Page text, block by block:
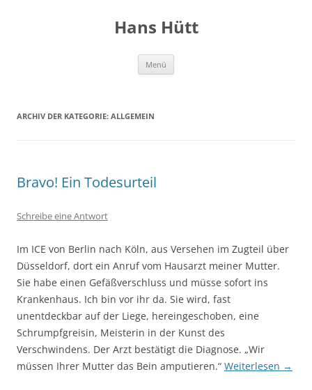
Hans Hütt
Menü
ARCHIV DER KATEGORIE: ALLGEMEIN
Bravo! Ein Todesurteil
Schreibe eine Antwort
Im ICE von Berlin nach Köln, aus Versehen im Zugteil über
Düsseldorf, dort ein Anruf vom Hausarzt meiner Mutter.
Sie habe einen Gefäßverschluss und müsse sofort ins
Krankenhaus. Ich bin vor ihr da. Sie wird, fast
unentdeckbar auf der Liege, hereingeschoben, eine
Schrumpfgreisin, Meisterin in der Kunst des
Verschwindens. Der Arzt bestätigt die Diagnose. „Wir
müssen Ihrer Mutter das Bein amputieren.“ Weiterlesen →